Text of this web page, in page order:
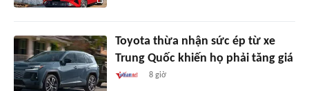
Toyota thừa nhận sức ép từ xe
Trung Quốc khiến họ phải tăng giá
8 giờ